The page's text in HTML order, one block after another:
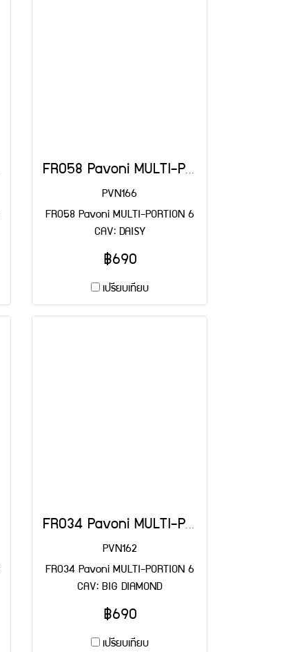
FR058 Pavoni MULTI-PORTION 6 CAV: DAISY
PVN166
FR058 Pavoni MULTI-PORTION 6
CAV: DAISY
฿690
เปรียบเทียบ
FR034 Pavoni MULTI-PORTION 6 CAV: BIG DIAMOND
PVN162
FR034 Pavoni MULTI-PORTION 6
CAV: BIG DIAMOND
฿690
เปรียบเทียบ